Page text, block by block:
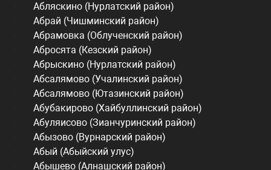
Абляскино (Нурлатский район)
Абрай (Чишминский район)
Абрамовка (Облученский район)
Абросята (Кезский район)
Абрыскино (Нурлатский район)
Абсалямово (Учалинский район)
Абсалямово (Ютазинский район)
Абубакирово (Хайбуллинский район)
Абуляисово (Зианчуринский район)
Абызово (Вурнарский район)
Абый (Абыйский улус)
Абышево (Алнашский район)